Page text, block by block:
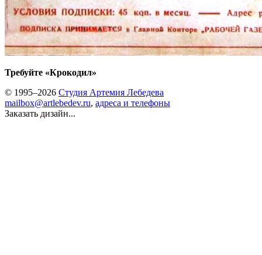
Требуйте «Крокодил»
© 1995–2026 Студия Артемия Лебедева
mailbox@artlebedev.ru, адреса и телефоны
Заказать дизайн...